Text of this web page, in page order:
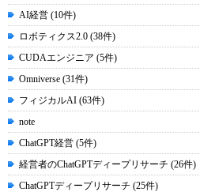
AI経営 (10件)
ロボティクス2.0 (38件)
CUDAエンジニア (5件)
Omniverse (31件)
フィジカルAI (63件)
note
ChatGPT経営 (5件)
経営者のChatGPTディープリサーチ (26件)
ChatGPTディープリサーチ (25件)